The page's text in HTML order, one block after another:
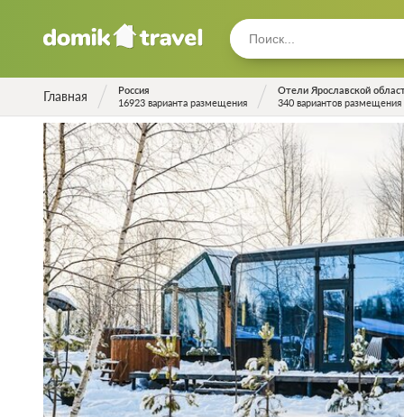
Главная
Россия
16923 варианта размещения
Отели Ярославской
340 вариантов размещения